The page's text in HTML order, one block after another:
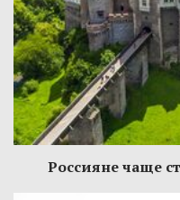
Россияне чаще